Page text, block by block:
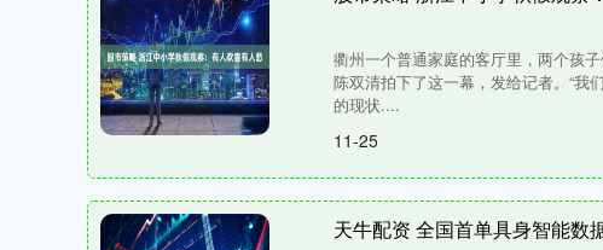
衢州一个普通家庭的客厅里，两个孩
陈双清拍下了这一幕，发给记者。“我
的现状....
11-25
天牛配资 全国首单具身智能数